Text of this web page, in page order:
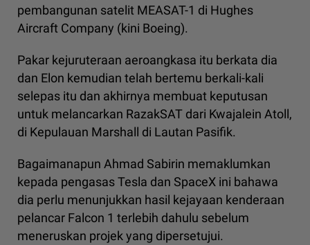
pembangunan satelit MEASAT-1 di Hughes
Aircraft Company (kini Boeing).
Pakar kejuruteraan aeroangkasa itu berkata dia
dan Elon kemudian telah bertemu berkali-kali
selepas itu dan akhirnya membuat keputusan
untuk melancarkan RazakSAT dari Kwajalein Atoll,
di Kepulauan Marshall di Lautan Pasifik.
Bagaimanapun Ahmad Sabirin memaklumkan
kepada pengasas Tesla dan SpaceX ini bahawa
dia perlu menunjukkan hasil kejayaan kenderaan
pelancar Falcon 1 terlebih dahulu sebelum
meneruskan projek yang dipersetujui.